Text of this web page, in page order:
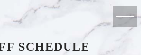
SCHEDULE